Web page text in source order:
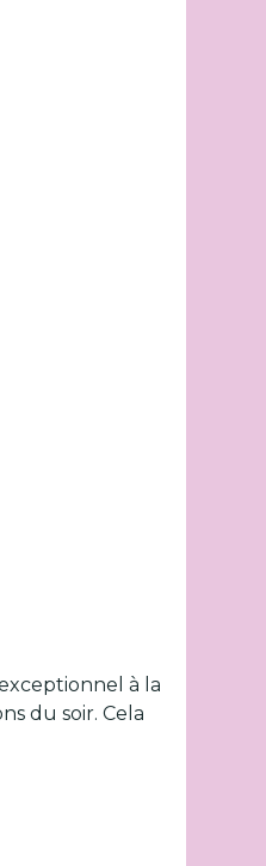
à la
du soir. Cela